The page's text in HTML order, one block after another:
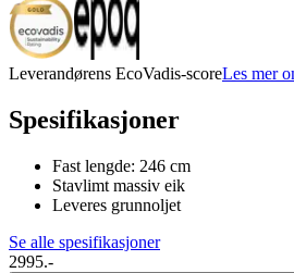
Leverandørens EcoVadis-scoreLes mer
Spesifikasjoner
Fast lengde: 246 cm
Stavlimt massiv eik
Leveres grunnoljet
Se alle spesifikasjoner
2995.-